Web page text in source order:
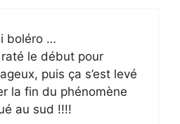
boléro …
raté le début pour
puis ça s’est levé
la fin du phénomène
au sud !!!!